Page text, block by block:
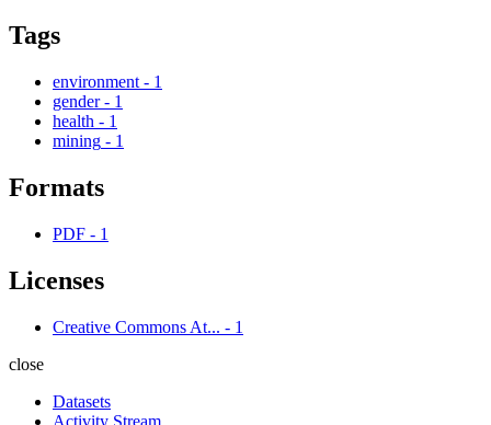
Tags
environment - 1
gender - 1
health - 1
mining - 1
Formats
PDF - 1
Licenses
Creative Commons At... - 1
close
Datasets
Activity Stream